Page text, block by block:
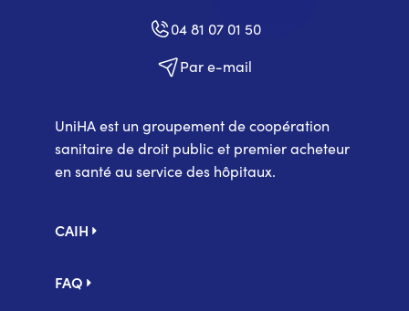
04 81 07 01 50
Par e-mail
UniHA est un groupement de coopération
sanitaire de droit public et premier acheteur
en santé au service des hôpitaux.
de
CAIH
FAQ